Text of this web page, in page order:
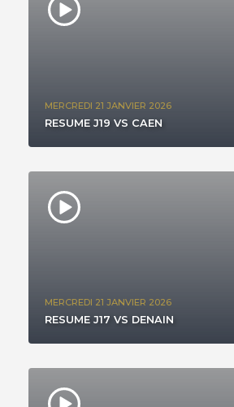
MERCREDI 21 JANVIER 2026
RESUME J19 VS CAEN
MERCREDI 21 JANVIER 2026
RESUME J17 VS DENAIN